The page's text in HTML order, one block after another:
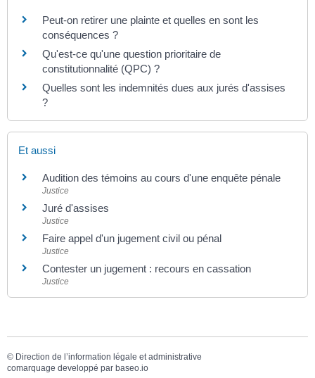
Peut-on retirer une plainte et quelles en sont les
conséquences ?
Qu'est-ce qu'une question prioritaire de
constitutionnalité (QPC) ?
Quelles sont les indemnités dues aux jurés d'assises
?
Et aussi
Audition des témoins au cours d'une enquête pénale
Justice
Juré d'assises
Justice
Faire appel d'un jugement civil ou pénal
Justice
Contester un jugement : recours en cassation
Justice
© Direction de l’information légale et administrative
comarquage developpé par baseo.io